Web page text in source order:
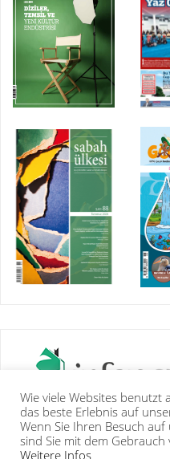
Wie viele Websites benutzt
das beste Erlebnis auf
Wenn Sie Ihren Besuch
sind Sie mit dem
Weitere Infos